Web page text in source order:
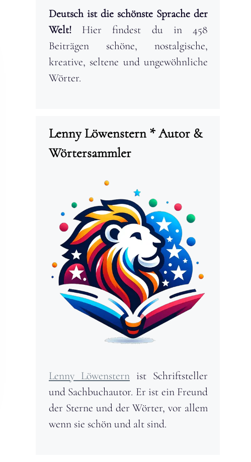
Deutsch ist die schönste Sprache der
Welt! Hier findest du in 458
Beiträgen schöne, nostalgische,
kreative, seltene und ungewöhnliche
Wörter.
Lenny Löwenstern * Autor &
Wörtersammler
Lenny Löwenstern ist Schriftsteller
und Sachbuchautor. Er ist ein Freund
der Sterne und der Wörter, vor allem
wenn sie schön und alt sind.